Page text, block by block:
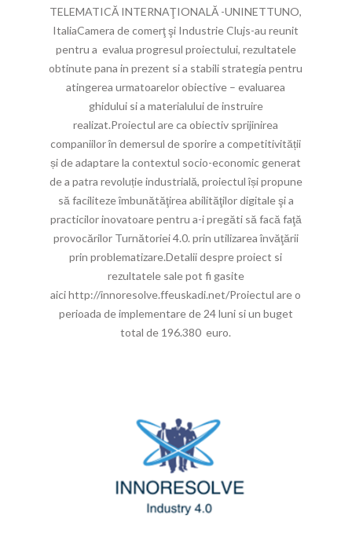
TELEMATICĂ INTERNAŢIONALĂ -UNINETTUNO,
ItaliaCamera de comerţ şi Industrie Clujs-au reunit
pentru a evalua progresul proiectului, rezultatele
obtinute pana in prezent si a stabili strategia pentru
atingerea urmatoarelor obiective – evaluarea
ghidului si a materialului de instruire
realizat.Proiectul are ca obiectiv sprijinirea
companiilor în demersul de sporire a competitivității
și de adaptare la contextul socio-economic generat
de a patra revoluție industrială, proiectul își propune
să faciliteze îmbunătăţirea abilităţilor digitale şi a
practicilor inovatoare pentru a-i pregăti să facă faţă
provocărilor Turnătoriei 4.0. prin utilizarea învăţării
prin problematizare.Detalii despre proiect si
rezultatele sale pot fi gasite
aici http://innoresolve.ffeuskadi.net/Proiectul are o
perioada de implementare de 24 luni si un buget
total de 196.380 euro.